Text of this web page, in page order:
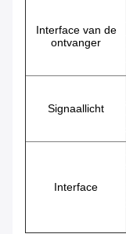
Interface van de
ontvanger
Signaallicht
Interface